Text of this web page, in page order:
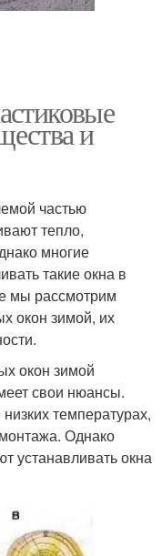
и
частью
тепло,
многие
такие окна в
мы рассмотрим
окон зимой, их
окон зимой
свои нюансы.
температурах,
Однако
устанавливать окна